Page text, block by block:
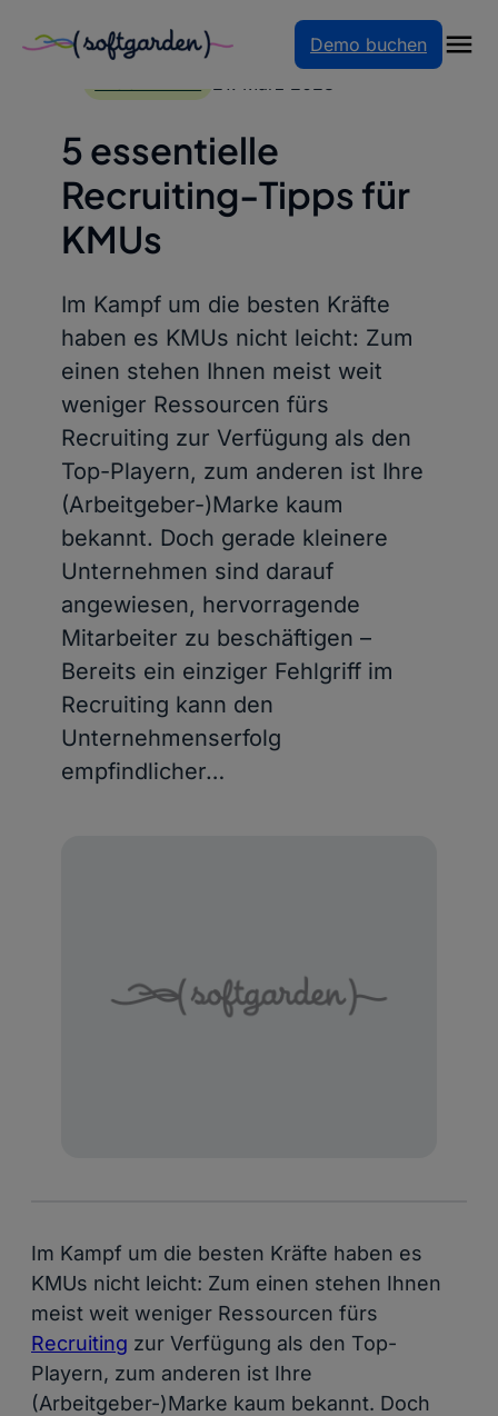
Zum
Demo buchen
5 essentielle
Recruiting-Tipps für
KMUs
Im Kampf um die besten Kräfte
haben es KMUs nicht leicht: Zum
einen stehen Ihnen meist weit
weniger Ressourcen fürs
Recruiting zur Verfügung als den
Top-Playern, zum anderen ist Ihre
(Arbeitgeber-)Marke kaum
bekannt. Doch gerade kleinere
Unternehmen sind darauf
angewiesen, hervorragende
Mitarbeiter zu beschäftigen –
Bereits ein einziger Fehlgriff im
Recruiting kann den
Unternehmenserfolg
empfindlicher…
Im Kampf um die besten Kräfte haben es
KMUs nicht leicht: Zum einen stehen Ihnen
meist weit weniger Ressourcen fürs
Recruiting zur Verfügung als den Top-
Playern, zum anderen ist Ihre
(Arbeitgeber-)Marke kaum bekannt. Doch